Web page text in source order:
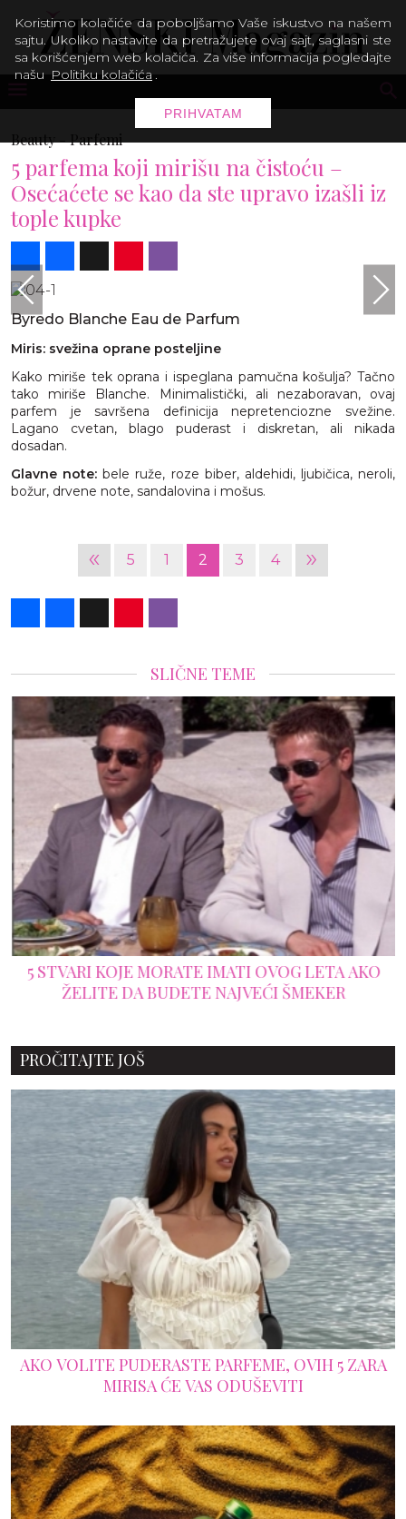
Beauty -Parfemi
5 parfema koji mirišu na čistoću –
Osećaćete se kao da ste upravo izašli iz
tople kupke
Byredo Blanche Eau de Parfum
Miris: svežina oprane posteljine
Kako miriše tek oprana i ispeglana pamučna košulja? Tačno
tako miriše Blanche. Minimalistički, ali nezaboravan, ovaj
parfem je savršena definicija nepretenciozne svežine.
Lagano cvetan, blago puderast i diskretan, ali nikada
dosadan.
Glavne note: bele ruže, roze biber, aldehidi, ljubičica, neroli,
božur, drvene note, sandalovina i mošus.
« 5 1 2 3 4 »
SLIČNE TEME
5 STVARI KOJE MORATE IMATI OVOG LETA AKO
ŽELITE DA BUDETE NAJVEĆI ŠMEKER
PROČITAJTE JOŠ
AKO VOLITE PUDERASTE PARFEME, OVIH 5 ZARA
MIRISA ĆE VAS ODUŠEVITI
Koristimo kolačiće da poboljšamo Vaše iskustvo na našem
sajtu. Ukoliko nastavite da pretražujete ovaj sajt, saglasni ste
sa korišćenjem web kolačića. Za više informacija pogledajte
našu Politiku kolačića .
PRIHVATAM